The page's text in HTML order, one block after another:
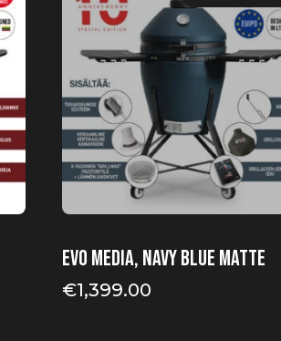
EVO Media, Navy Blue Matte
€1,399.00